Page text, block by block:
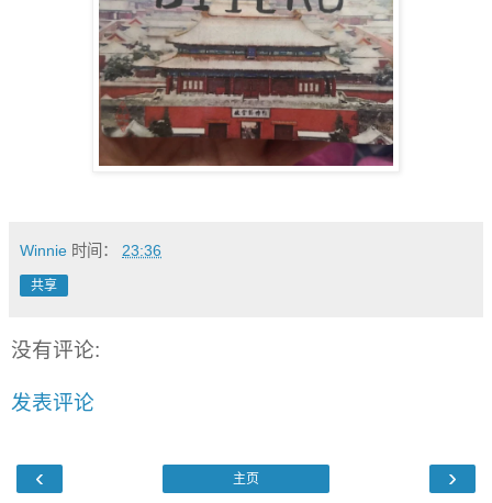
Winnie 时间： 23:36
共享
没有评论:
发表评论
‹ ›
主页